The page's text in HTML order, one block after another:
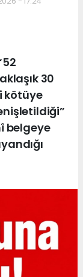
30
kötüye
belgeye